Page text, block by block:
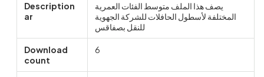
Description
ar
يصف هذا الملف متوسط الفئات العمرية
المختلفة لأسطول الحافلات للشركة الجهوية
للنقل بصفاقس
Download
count
6